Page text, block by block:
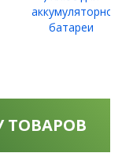
ТОВАРОВ